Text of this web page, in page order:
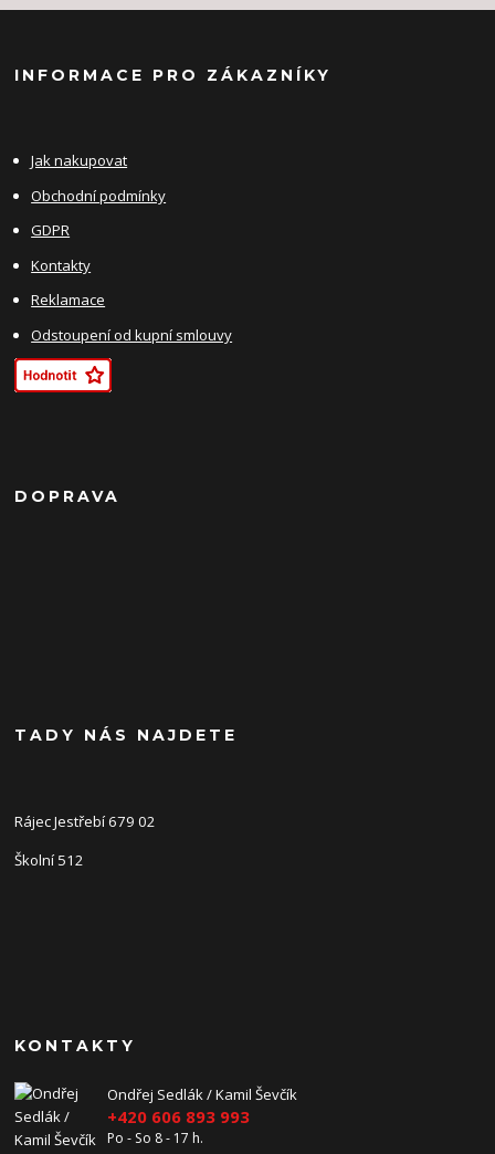
INFORMACE PRO ZÁKAZNÍKY
Jak nakupovat
Obchodní podmínky
GDPR
Kontakty
Reklamace
Odstoupení od kupní smlouvy
DOPRAVA
TADY NÁS NAJDETE
Rájec Jestřebí 679 02
Školní 512
KONTAKTY
Ondřej Sedlák / Kamil Ševčík
+420 606 893 993
Po - So 8 - 17 h.